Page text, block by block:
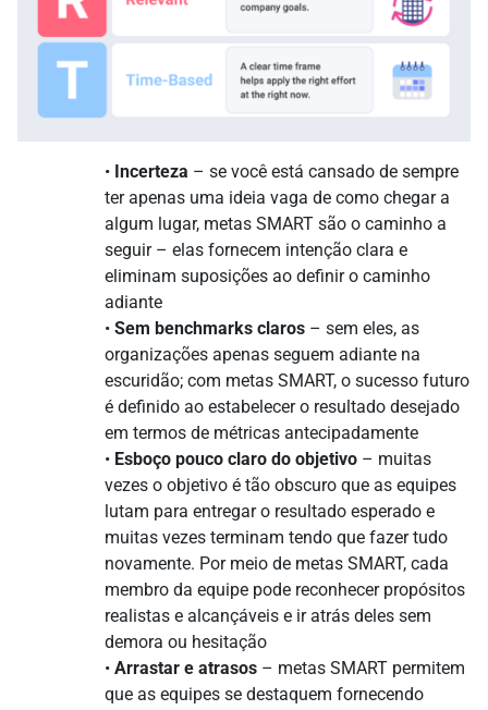
• Incerteza – se você está cansado de sempre
ter apenas uma ideia vaga de como chegar a
algum lugar, metas SMART são o caminho a
seguir – elas fornecem intenção clara e
eliminam suposições ao definir o caminho
adiante
• Sem benchmarks claros – sem eles, as
organizações apenas seguem adiante na
escuridão; com metas SMART, o sucesso futuro
é definido ao estabelecer o resultado desejado
em termos de métricas antecipadamente
• Esboço pouco claro do objetivo – muitas
vezes o objetivo é tão obscuro que as equipes
lutam para entregar o resultado esperado e
muitas vezes terminam tendo que fazer tudo
novamente. Por meio de metas SMART, cada
membro da equipe pode reconhecer propósitos
realistas e alcançáveis e ir atrás deles sem
demora ou hesitação
• Arrastar e atrasos – metas SMART permitem
que as equipes se destaquem fornecendo